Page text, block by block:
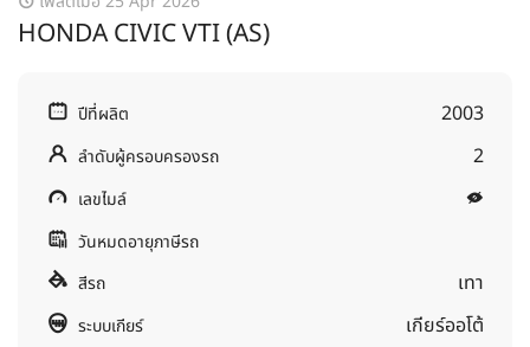
HONDA CIVIC VTI (AS)
ปีที่ผลิต 2003
ลำดับผู้ครอบครองรถ 2
เลขไมล์
วันหมดอายุภาษีรถ
สีรถ
เทา
ระบบเกียร์ เกียร์ออโต้